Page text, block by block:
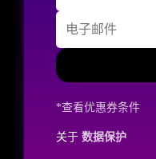
*查看优惠券条件
关于 数据保护